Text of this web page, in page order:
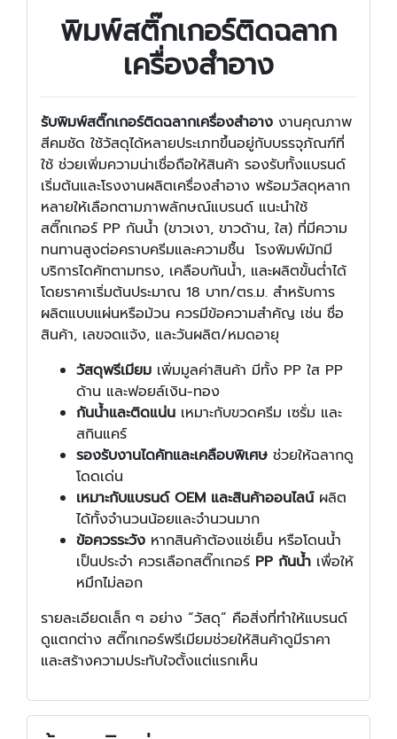
พิมพ์สติ๊กเกอร์ติดฉลาก
เครื่องสำอาง
รับพิมพ์สติ๊กเกอร์ติดฉลากเครื่องสำอาง งานคุณภาพ
สีคมชัด ใช้วัสดุได้หลายประเภทขึ้นอยู่กับบรรจุภัณฑ์ที่
ใช้ ช่วยเพิ่มความน่าเชื่อถือให้สินค้า รองรับทั้งแบรนด์
เริ่มต้นและโรงงานผลิตเครื่องสำอาง พร้อมวัสดุหลาก
หลายให้เลือกตามภาพลักษณ์แบรนด์ แนะนำใช้
สติ๊กเกอร์ PP กันน้ำ (ขาวเงา, ขาวด้าน, ใส) ที่มีความ
ทนทานสูงต่อคราบครีมและความชื้น โรงพิมพ์มักมี
บริการไดคัทตามทรง, เคลือบกันน้ำ, และผลิตขั้นต่ำได้
โดยราคาเริ่มต้นประมาณ 18 บาท/ตร.ม. สำหรับการ
ผลิตแบบแผ่นหรือม้วน ควรมีข้อความสำคัญ เช่น ชื่อ
สินค้า, เลขจดแจ้ง, และวันผลิต/หมดอายุ
วัสดุพรีเมียม เพิ่มมูลค่าสินค้า มีทั้ง PP ใส PP
ด้าน และฟอยล์เงิน-ทอง
กันน้ำและติดแน่น เหมาะกับขวดครีม เซรั่ม และ
สกินแคร์
รองรับงานไดคัทและเคลือบพิเศษ ช่วยให้ฉลากดู
โดดเด่น
เหมาะกับแบรนด์ OEM และสินค้าออนไลน์ ผลิต
ได้ทั้งจำนวนน้อยและจำนวนมาก
ข้อควรระวัง หากสินค้าต้องแช่เย็น หรือโดนน้ำ
เป็นประจำ ควรเลือกสติ๊กเกอร์ PP กันน้ำ เพื่อให้
หมึกไม่ลอก
รายละเอียดเล็ก ๆ อย่าง “วัสดุ” คือสิ่งที่ทำให้แบรนด์
ดูแตกต่าง สติ๊กเกอร์พรีเมียมช่วยให้สินค้าดูมีราคา
และสร้างความประทับใจตั้งแต่แรกเห็น